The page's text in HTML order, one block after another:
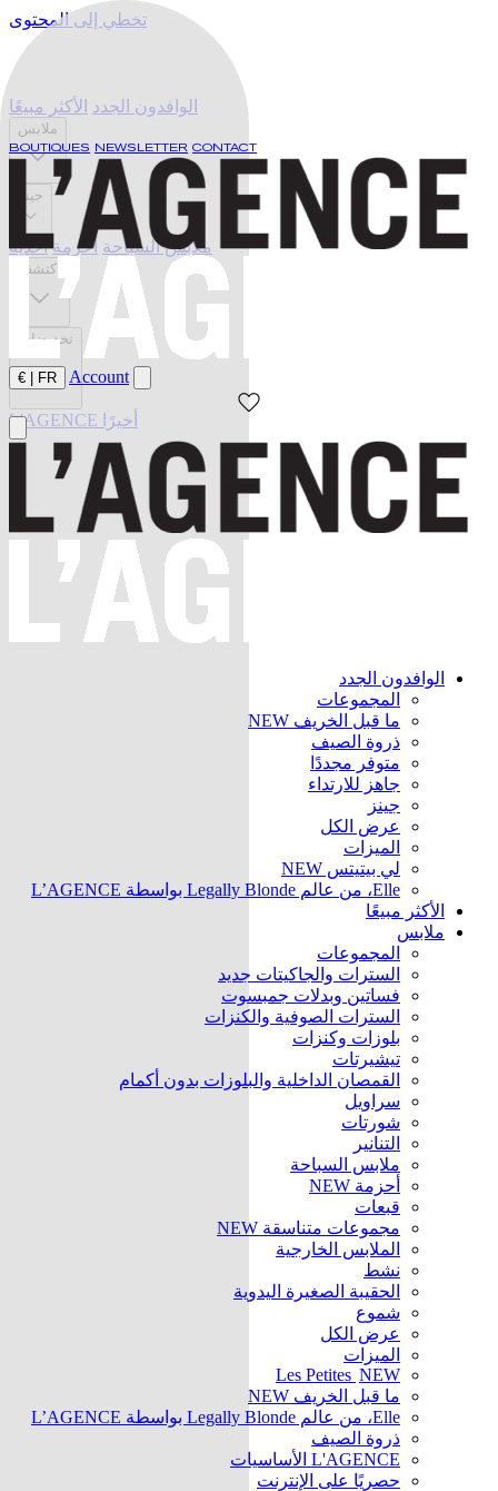
تخطي إلى المحتوى
BOUTIQUES NEWSLETTER CONTACT
FR
€ Account
الوافدون الجدد
المجموعات
ما قبل الخريف NEW
ذروة الصيف
متوفر مجددًا
جاهز للارتداء
جينز
عرض الكل
الميزات
لي بيتيتس NEW
Elle، من عالم Legally Blonde بواسطة L’AGENCE
الأكثر مبيعًا
ملابس
المجموعات
السترات والجاكيتات جديد
فساتين وبدلات جمبسوت
السترات الصوفية والكنزات
بلوزات وكنزات
تيشيرتات
القمصان الداخلية والبلوزات بدون أكمام
سراويل
شورتات
التنانير
ملابس السباحة
أحزمة NEW
قبعات
مجموعات متناسقة NEW
الملابس الخارجية
نشط
الحقيبة الصغيرة اليدوية
شموع
عرض الكل
الميزات
Les Petites NEW
ما قبل الخريف NEW
Elle، من عالم Legally Blonde بواسطة L’AGENCE
ذروة الصيف
L'AGENCE الأساسيات
حصريًا على الإنترنت
الوافدون الجدد الأكثر مبيعًا
ملابس
جينز
ملابس السباحة أحزمة أحذية
اكتشف
تخفيضات
L'AGENCE أخيرًا